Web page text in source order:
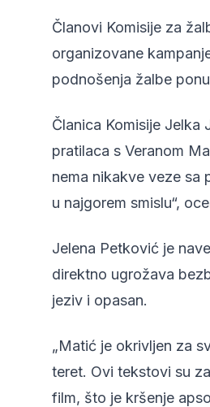
Članovi Komisije za
organizovane
podnošenja žalbe
Članica Komisije Jelka
pratilaca s Veranom
nema nikakve veze sa
u najgorem smislu“,
Jelena Petković je
direktno ugrožava
jeziv i opasan.
„Matić je okrivljen za
teret. Ovi tekstovi su
film, što je kršenje